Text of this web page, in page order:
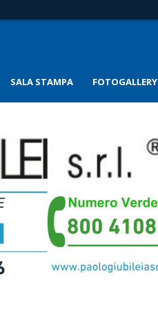
SALA STAMPA FOTOGALLERY